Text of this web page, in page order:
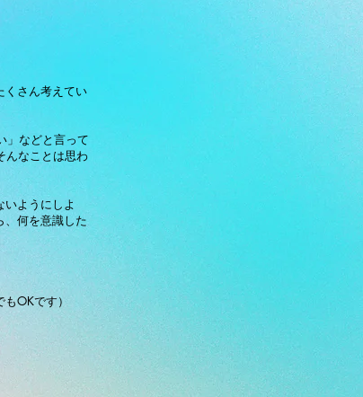
くさん考えてい
」などと言って
んなことは思わ
いようにしよ
、何を意識した
OKです）